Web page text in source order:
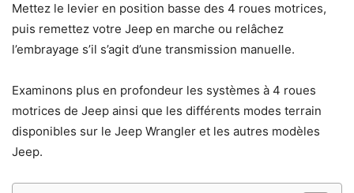
Mettez le levier en position basse des 4 roues motrices,
puis remettez votre Jeep en marche ou relâchez
l’embrayage s’il s’agit d’une transmission manuelle.
Examinons plus en profondeur les systèmes à 4 roues
motrices de Jeep ainsi que les différents modes terrain
disponibles sur le Jeep Wrangler et les autres modèles
Jeep.